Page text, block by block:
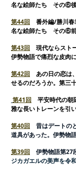
名な絵師たち その⑥
第44回
番外編/勝川春
名な絵師たち その⑥
第43回
現代ならスト
伊勢物語で痛烈な皮肉
第42回
あの日の恋は
せるのだろうか。第三
第41回
平安時代の朝
雅な長いトレーンを引
第40回
昔はデートの
道具があった。伊勢物
第39回
伊勢物語第27
ジカガエルの美声を令